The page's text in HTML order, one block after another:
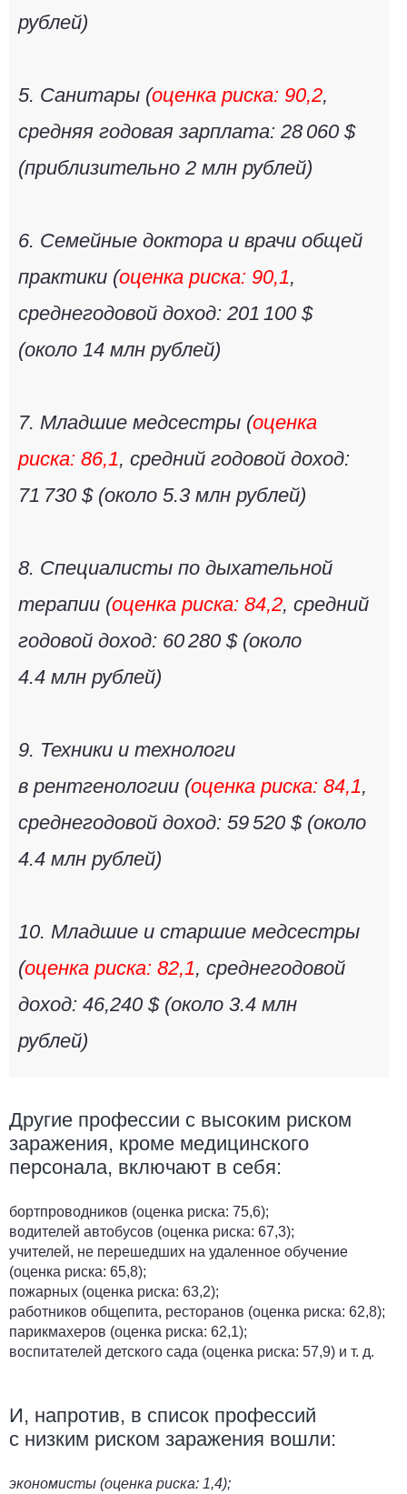
рублей)
5. Санитары (оценка риска: 90,2,
средняя годовая зарплата: 28 060 $
(приблизительно 2 млн рублей)
6. Семейные доктора и врачи общей
практики (оценка риска: 90,1,
среднегодовой доход: 201 100 $
(около 14 млн рублей)
7. Младшие медсестры (оценка
риска: 86,1, средний годовой доход:
71 730 $ (около 5.3 млн рублей)
8. Специалисты по дыхательной
терапии (оценка риска: 84,2, средний
годовой доход: 60 280 $ (около
4.4 млн рублей)
9. Техники и технологи
в рентгенологии (оценка риска: 84,1,
среднегодовой доход: 59 520 $ (около
4.4 млн рублей)
10. Младшие и старшие медсестры
(оценка риска: 82,1, среднегодовой
доход: 46,240 $ (около 3.4 млн
рублей)
Другие профессии с высоким риском
заражения, кроме медицинского
персонала, включают в себя:
бортпроводников (оценка риска: 75,6);
водителей автобусов (оценка риска: 67,3);
учителей, не перешедших на удаленное обучение
(оценка риска: 65,8);
пожарных (оценка риска: 63,2);
работников общепита, ресторанов (оценка риска: 62,8);
парикмахеров (оценка риска: 62,1);
воспитателей детского сада (оценка риска: 57,9) и т. д.
И, напротив, в список профессий
с низким риском заражения вошли:
экономисты (оценка риска: 1,4);